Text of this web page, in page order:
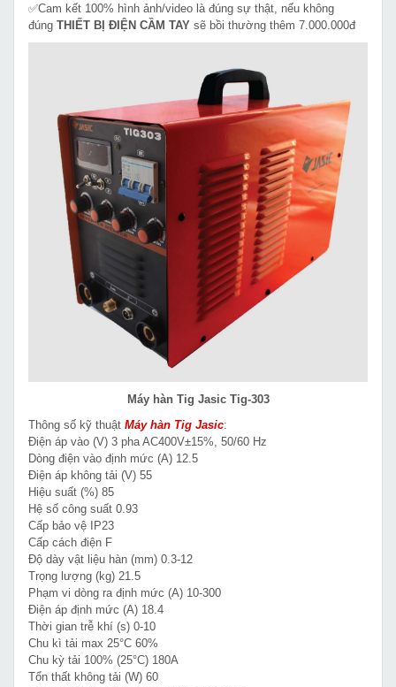
✅Cam kết 100% hình ảnh/video là đúng sự thật, nếu không
đúng THIẾT BỊ ĐIỆN CẦM TAY sẽ bồi thường thêm 7.000.000đ
Máy hàn Tig Jasic Tig-303
Thông số kỹ thuật Máy hàn Tig Jasic:
Điện áp vào (V) 3 pha AC400V±15%, 50/60 Hz
Dòng điện vào định mức (A) 12.5
Điện áp không tải (V) 55
Hiệu suất (%) 85
Hệ số công suất 0.93
Cấp bảo vệ IP23
Cấp cách điện F
Độ dày vật liệu hàn (mm) 0.3-12
Trọng lượng (kg) 21.5
Phạm vi dòng ra định mức (A) 10-300
Điện áp định mức (A) 18.4
Thời gian trễ khí (s) 0-10
Chu kì tải max 25°C 60%
Chu kỳ tải 100% (25°C) 180A
Tổn thất không tải (W) 60